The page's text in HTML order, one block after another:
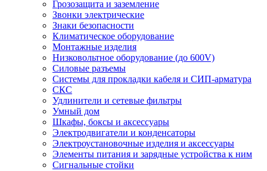
Грозозащита и заземление
Звонки электрические
Знаки безопасности
Климатическое оборудование
Монтажные изделия
Низковольтное оборудование (до 600V)
Силовые разъемы
Системы для прокладки кабеля и СИП-арматура
СКС
Удлинители и сетевые фильтры
Умный дом
Шкафы, боксы и аксессуары
Электродвигатели и конденсаторы
Электроустановочные изделия и аксессуары
Элементы питания и зарядные устройства к ним
Сигнальные стойки